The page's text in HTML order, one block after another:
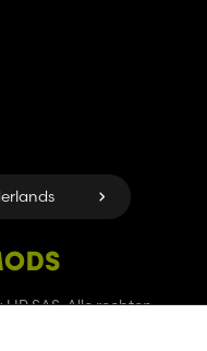
SAS. Alle rechten